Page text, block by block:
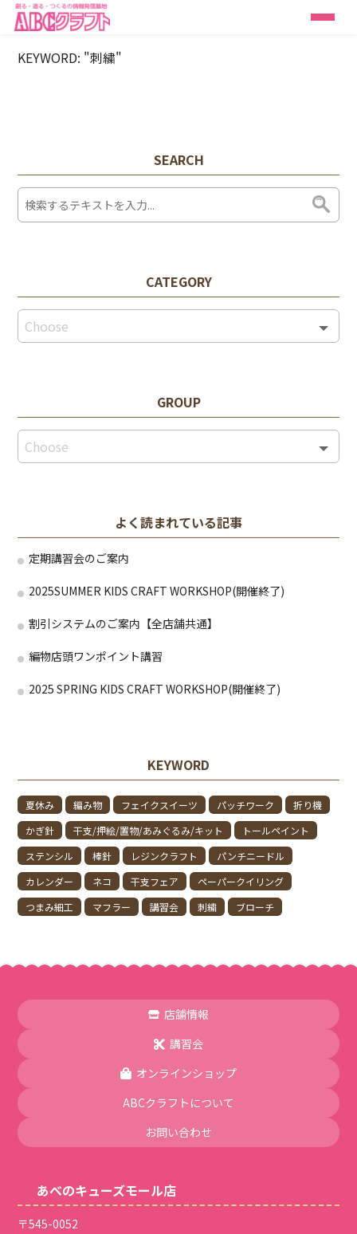
KEYWORD: "刺繍"
SEARCH
CATEGORY
GROUP
よく読まれている記事
定期講習会のご案内
2025SUMMER KIDS CRAFT WORKSHOP(開催終了)
割引システムのご案内【全店舗共通】
編物店頭ワンポイント講習
2025 SPRING KIDS CRAFT WORKSHOP(開催終了)
KEYWORD
夏休み 編み物 フェイクスイーツ パッチワーク
折り機
かぎ針
干支/押絵/置物/あみぐるみ/キット
トールペイント
ステンシル
棒針 レジンクラフト
パンチニードル
カレンダー
ネコ 干支フェア
ペーパークイリング
つまみ細工
マフラー 講習会 刺繍 ブローチ
店舗情報
講習会
オンラインショップ
ABCクラフトについて
お問い合わせ
あべのキューズモール店
〒545-0052